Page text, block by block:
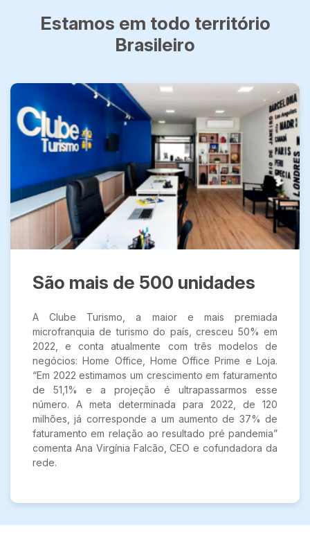
Estamos em todo território
Brasileiro
São mais de 500 unidades
A Clube Turismo, a maior e mais premiada
microfranquia de turismo do país, cresceu 50% em
2022, e conta atualmente com três modelos de
negócios: Home Office, Home Office Prime e Loja.
“Em 2022 estimamos um crescimento em faturamento
de 51,1% e a projeção é ultrapassarmos esse
número. A meta determinada para 2022, de 120
milhões, já corresponde a um aumento de 37% de
faturamento em relação ao resultado pré pandemia”
comenta Ana Virgínia Falcão, CEO e cofundadora da
rede.